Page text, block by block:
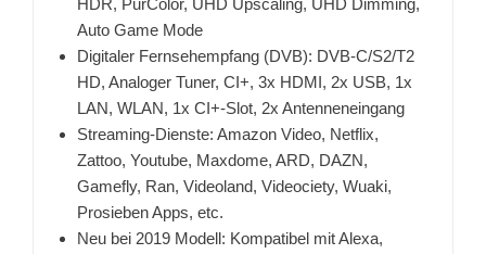
HDR, PurColor, UHD Upscaling, UHD Dimming,
Auto Game Mode
Digitaler Fernsehempfang (DVB): DVB-C/S2/T2
HD, Analoger Tuner, CI+, 3x HDMI, 2x USB, 1x
LAN, WLAN, 1x CI+-Slot, 2x Antenneneingang
Streaming-Dienste: Amazon Video, Netflix,
Zattoo, Youtube, Maxdome, ARD, DAZN,
Gamefly, Ran, Videoland, Videociety, Wuaki,
Prosieben Apps, etc.
Neu bei 2019 Modell: Kompatibel mit Alexa,